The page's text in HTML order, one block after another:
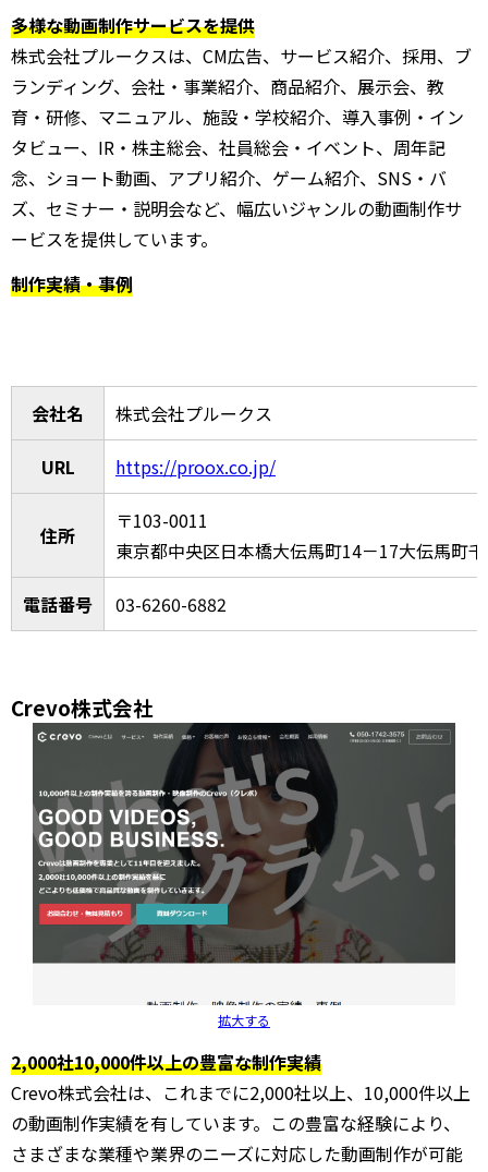
多様な動画制作サービスを提供
株式会社プルークスは、CM広告、サービス紹介、採用、ブ
ランディング、会社・事業紹介、商品紹介、展示会、教
育・研修、マニュアル、施設・学校紹介、導入事例・イン
タビュー、IR・株主総会、社員総会・イベント、周年記
念、ショート動画、アプリ紹介、ゲーム紹介、SNS・バ
ズ、セミナー・説明会など、幅広いジャンルの動画制作サ
ービスを提供しています。
制作実績・事例
会社名 株式会社プルークス
URL https://proox.co.jp/
住所
〒103-0011
東京都中央区日本橋大伝馬町14－17大伝馬町
電話番号 03-6260-6882
Crevo株式会社
拡大する
2,000社10,000件以上の豊富な制作実績
Crevo株式会社は、これまでに2,000社以上、10,000件以上
の動画制作実績を有しています。この豊富な経験により、
さまざまな業種や業界のニーズに対応した動画制作が可能